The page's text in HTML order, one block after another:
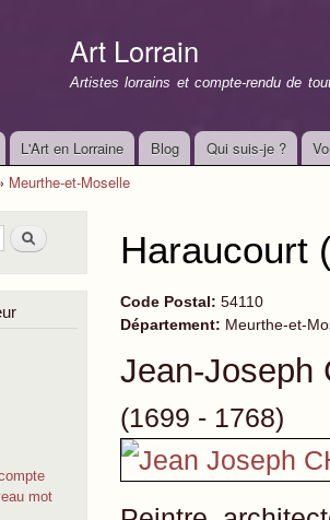
Art Lorrain
Artistes lorrains et compte-rendu de
L'Art en Lorraine Blog Qui suis-je ?
Meurthe-et-Moselle
Rechercher
mot
Haraucourt
Code Postal: 54110
Département: Meurthe-et-
Jean-Joseph
(1699 - 1768)